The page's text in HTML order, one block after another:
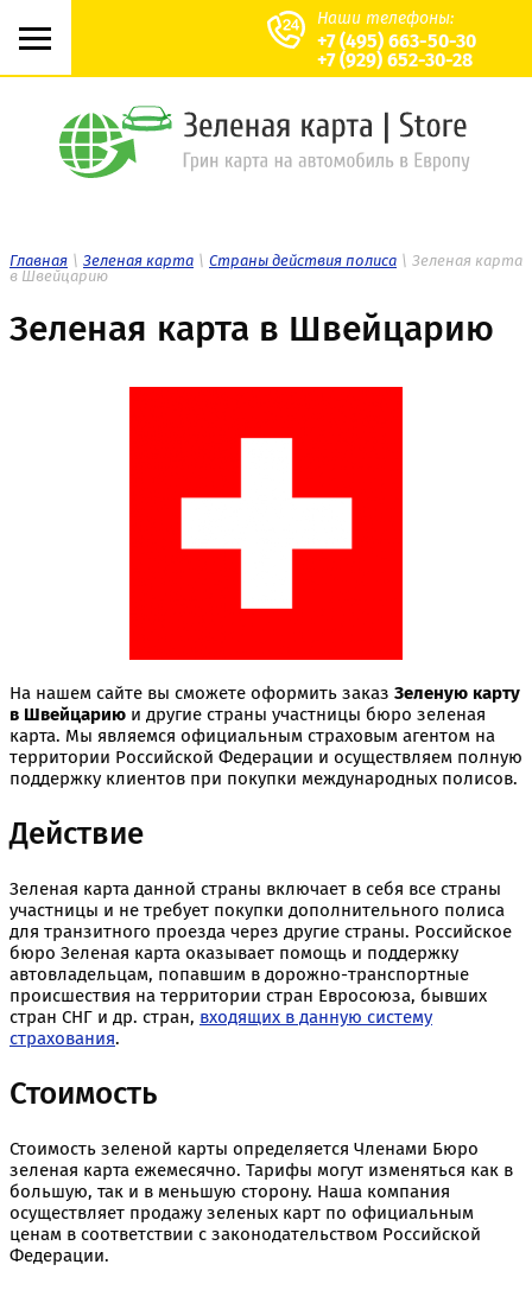
Наши телефоны:
+7 (495) 663-50-30
+7 (929) 652-30-28
Главная \ Зеленая карта \ Страны действия полиса \ Зеленая карта
в Швейцарию
Зеленая карта в Швейцарию
На нашем сайте вы сможете оформить заказ Зеленую карту
в Швейцарию и другие страны участницы бюро зеленая
карта. Мы являемся официальным страховым агентом на
территории Российской Федерации и осуществляем полную
поддержку клиентов при покупки международных полисов.
Действие
Зеленая карта данной страны включает в себя все страны
участницы и не требует покупки дополнительного полиса
для транзитного проезда через другие страны. Российское
бюро Зеленая карта оказывает помощь и поддержку
автовладельцам, попавшим в дорожно-транспортные
происшествия на территории стран Евросоюза, бывших
стран СНГ и др. стран, входящих в данную систему
страхования.
Стоимость
Стоимость зеленой карты определяется Членами Бюро
зеленая карта ежемесячно. Тарифы могут изменяться как в
большую, так и в меньшую сторону. Наша компания
осуществляет продажу зеленых карт по официальным
ценам в соответствии с законодательством Российской
Федерации.